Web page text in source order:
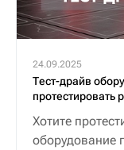
24.09.2025
Тест-драйв
протестировать
Хотите
оборудование